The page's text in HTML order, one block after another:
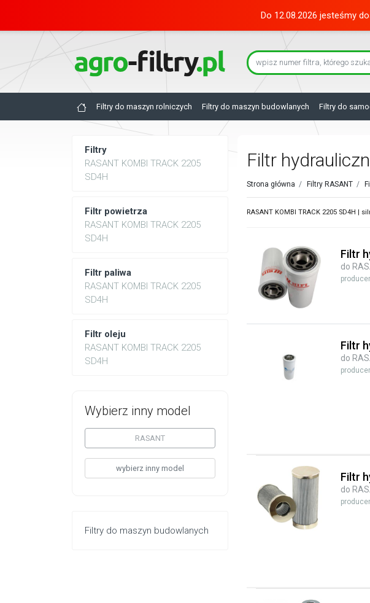
Do 12.08.2026 jesteśmy
Filtry do maszyn rolniczych Filtry do maszyn budowlanych Filtry do
Filtry
RASANT KOMBI TRACK 2205
SD4H
Filtr powietrza
RASANT KOMBI TRACK 2205
SD4H
Filtr paliwa
RASANT KOMBI TRACK 2205
SD4H
Filtr oleju
RASANT KOMBI TRACK 2205
SD4H
Wybierz inny model
RASANT
wybierz inny model
Filtry do maszyn budowlanych
Filtr
Strona główna / Filtry RASANT /
RASANT KOMBI TRACK 2205 SD4H |
Filtr
do
Filtr
do
Filtr
do